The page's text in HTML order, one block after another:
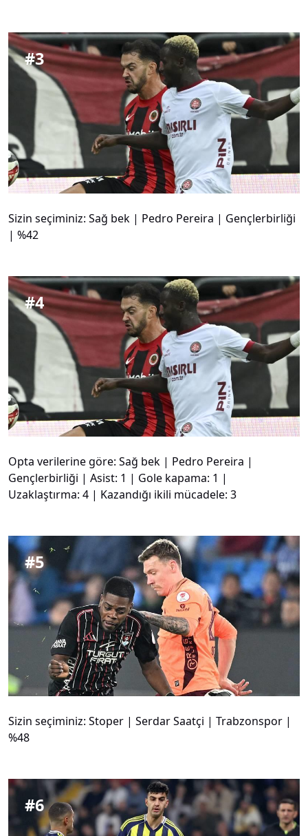
#3
Sizin seçiminiz: Sağ bek | Pedro Pereira | Gençlerbirliği
| %42
#4
Opta verilerine göre: Sağ bek | Pedro Pereira |
Gençlerbirliği | Asist: 1 | Gole kapama: 1 |
Uzaklaştırma: 4 | Kazandığı ikili mücadele: 3
#5
Sizin seçiminiz: Stoper | Serdar Saatçi | Trabzonspor |
%48
#6